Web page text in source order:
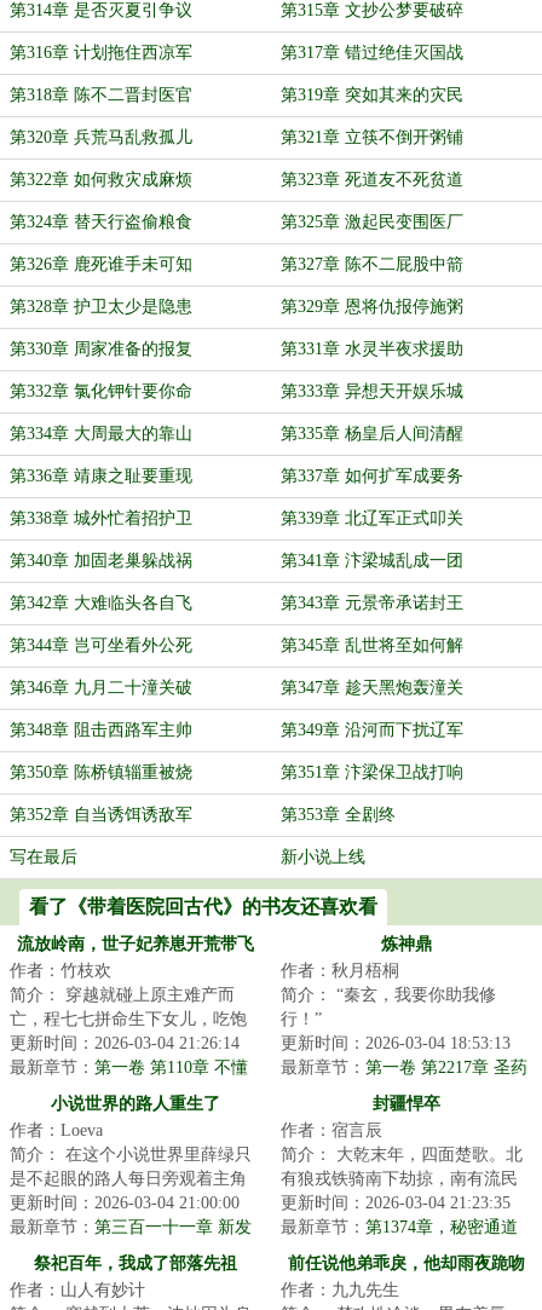
第314章 是否灭夏引争议 第315章 文抄公梦要破碎
第316章 计划拖住西凉军 第317章 错过绝佳灭国战
第318章 陈不二晋封医官 第319章 突如其来的灾民
第320章 兵荒马乱救孤儿 第321章 立筷不倒开粥铺
第322章 如何救灾成麻烦 第323章 死道友不死贫道
第324章 替天行盗偷粮食 第325章 激起民变围医厂
第326章 鹿死谁手未可知 第327章 陈不二屁股中箭
第328章 护卫太少是隐患 第329章 恩将仇报停施粥
第330章 周家准备的报复 第331章 水灵半夜求援助
第332章 氯化钾针要你命 第333章 异想天开娱乐城
第334章 大周最大的靠山 第335章 杨皇后人间清醒
第336章 靖康之耻要重现 第337章 如何扩军成要务
第338章 城外忙着招护卫 第339章 北辽军正式叩关
第340章 加固老巢躲战祸 第341章 汴梁城乱成一团
第342章 大难临头各自飞 第343章 元景帝承诺封王
第344章 岂可坐看外公死 第345章 乱世将至如何解
第346章 九月二十潼关破 第347章 趁天黑炮轰潼关
第348章 阻击西路军主帅 第349章 沿河而下扰辽军
第350章 陈桥镇辎重被烧 第351章 汴梁保卫战打响
第352章 自当诱饵诱敌军 第353章 全剧终
写在最后 新小说上线
看了《带着医院回古代》的书友还喜欢看
流放岭南，世子妃养崽开荒带飞
作者：竹枝欢
简介： 穿越就碰上原主难产而
亡，程七七拼命生下女儿，吃饱
穿暖在侯府躺平三年，谁知碰上
抄家流放...
更新时间：2026-03-04 21:26:14
最新章节： 第一卷 第110章 不懂
就别说话
炼神鼎
作者：秋月梧桐
简介： “秦玄，我要你助我修
行！”
“要多久？”
更新时间：2026-03-04 18:53:13
最新章节： 第一卷 第2217章 圣药
小说世界的路人重生了
作者：Loeva
简介： 在这个小说世界里薛绿只
是不起眼的路人每日旁观着主角
们的爱恨情仇有一天，世界崩溃
重来路...
更新时间：2026-03-04 21:00:00
最新章节： 第三百一十一章 新发
封疆悍卒
作者：宿言辰
简介： 大乾末年，四面楚歌。北
有狼戎铁骑南下劫掠，南有流民
四起匪盗横行。
...
更新时间：2026-03-04 21:23:35
最新章节： 第1374章，秘密通道
祭祀百年，我成了部落先祖
作者：山人有妙计
前任说他弟乖戾，他却雨夜跪吻
我
作者：九九先生